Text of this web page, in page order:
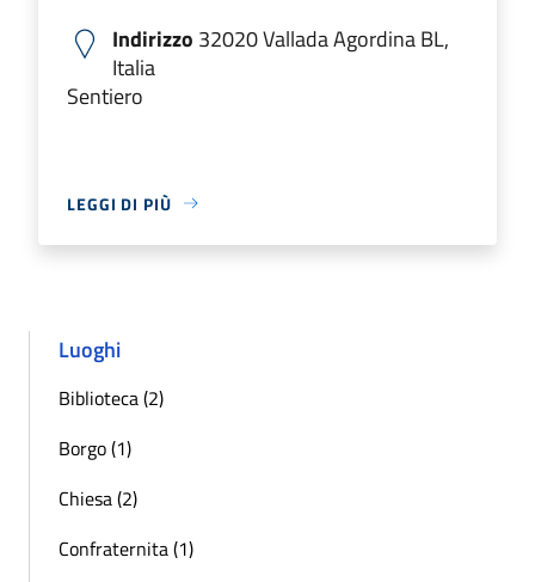
Indirizzo 32020 Vallada Agordina BL,
Italia
Sentiero
LEGGI DI PIÙ
Luoghi
Biblioteca (2)
Borgo (1)
Chiesa (2)
Confraternita (1)